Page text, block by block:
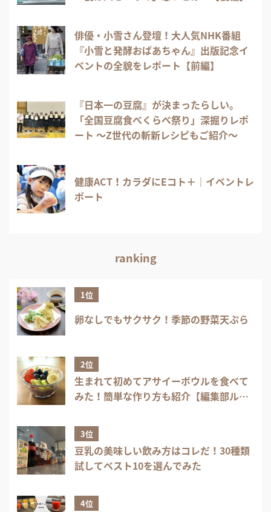
俳優・小雪さん登壇！大人気NHK番組
『小雪と発酵おばあちゃん』出版記念イ
ベントの全貌をレポート【前編】
『日本一の豆腐』が決まったらしい。
「全国豆腐食べくらべ祭り」深掘りレポ
ート 〜Z世代の斬新レシピもご紹介〜
健康ACT！カラダにEコト＋｜イベントレ
ポート
ranking
1位
卵なしでもサクサク！季節の野菜天ぷら
2位
生まれて初めてアサイーボウルを食べて
みた！簡単な作り方も紹介【編集部ル
3位
豆乳の美味しい飲み方はコレだ！30種類
試してベスト10を選んでみた
4位